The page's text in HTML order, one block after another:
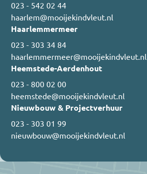
023 - 542 02 44
haarlem@mooijekindvleut.nl
Haarlemmermeer
023 - 303 34 84
haarlemmermeer@mooijekindvleut.nl
Heemstede-Aerdenhout
023 - 800 02 00
heemstede@mooijekindvleut.nl
Nieuwbouw & Projectverhuur
023 - 303 01 99
nieuwbouw@mooijekindvleut.nl